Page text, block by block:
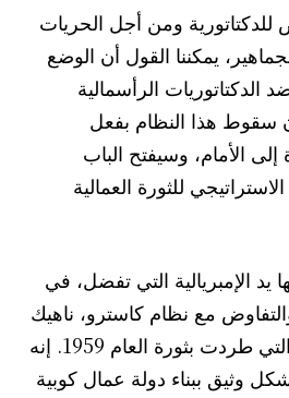
للدكتاتورية ومن أجل الحريات
يمكننا القول أن الوضع
الدكتاتوريات الرأسمالية
سقوط هذا النظام بفعل
الأمام، وسيفتح الباب
للثورة العمالية
يد الإمبريالية التي تفضل، في
مع نظام كاسترو، ناهيك
بـ “فيروسات” ميامي، التي طردت بثورة العام 1959. إنه
وثيق ببناء دولة عمال كوبية